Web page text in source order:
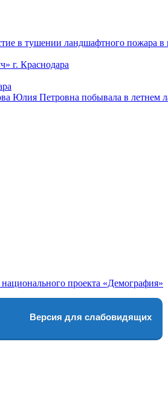
в тушении ландшафтного пожара в
г. Краснодара
Петровна побывала в летнем
Версия для слабовидящих